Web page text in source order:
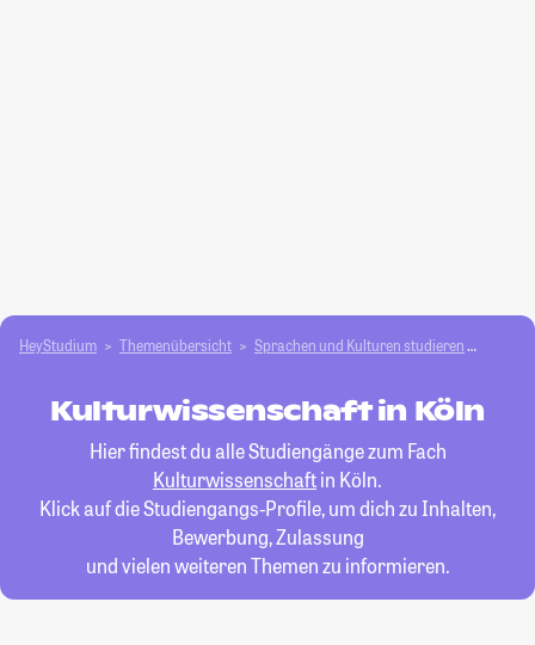
HeyStudium Themenübersicht Sprachen und Kulturen studieren
Kulturwissenschaft in Köln
Hier findest du alle Studiengänge zum Fach
Kulturwissenschaftin Köln.
Klick auf die Studiengangs-Profile, um dich zu Inhalten,
Bewerbung, Zulassung
und vielen weiteren Themen zu informieren.